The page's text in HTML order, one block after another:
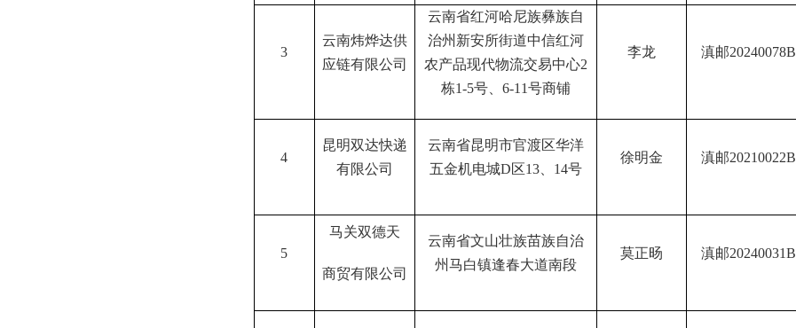
3
云南炜烨达供
应链有限公司
云南省红河哈尼族彝族自
治州新安所街道中信红河
农产品现代物流交易中心2
栋1-5号、 6-11号商铺
李龙 滇邮20240078B
4
昆明双达快递
有限公司
云南省昆明市官渡区华洋
五金机电城D区13、 14号
徐明金 滇邮20210022B
5
马关双德天
商贸有限公司
云南省文山壮族苗族自治
州马白镇逢春大道南段
莫正旸 滇邮20240031B